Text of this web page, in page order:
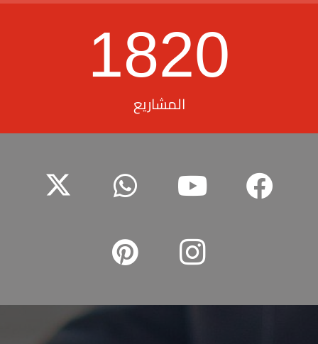
1820
المشاريع